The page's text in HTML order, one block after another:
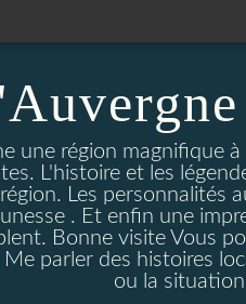
une région magnifique
L'histoire et les
Les personnalités
. Et enfin une
Bonne visite Vous
Me parler des histoires
ou la